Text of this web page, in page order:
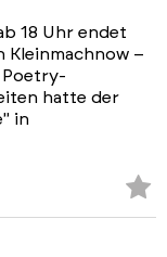
18 Uhr endet
Kleinmachnow –
hatte der
in